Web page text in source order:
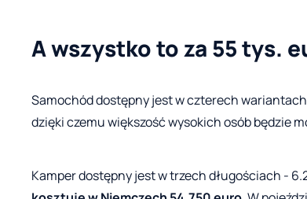
A wszystko to za 55 tys.
Samochód dostępny jest w czterech
dzięki czemu większość wysokich osób będzie
Kamper dostępny jest w trzech długościach -